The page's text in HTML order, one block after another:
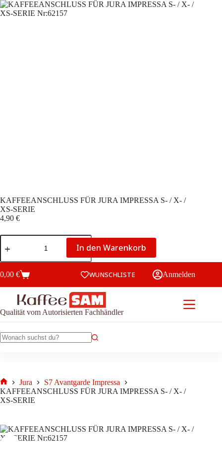
Zum
Inhalt
KAFFEEANSCHLUSS FÜR JURA IMPRESSA S- / X- /
XS-SERIE
4,90 €
KAFFEEANSCHLUSS
FÜR
IMPRESSA
S-
X-
SERIE
Menge
In den Warenkorb
Warenkorb
0,00 € WUNSCHLISTE Anmelden
Qualität vom Autorisierten Fachhändler
Start
Jura
S7 Avantgarde Impressa
KAFFEEANSCHLUSS FÜR JURA IMPRESSA S- / X- /
XS-SERIE